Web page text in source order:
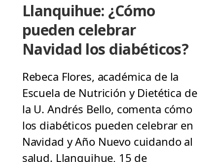
Llanquihue: ¿Cómo
pueden celebrar
Navidad los diabéticos?
Rebeca Flores, académica de la
Escuela de Nutrición y Dietética de
la U. Andrés Bello, comenta cómo
los diabéticos pueden celebrar en
Navidad y Año Nuevo cuidando al
salud. Llanquihue, 15 de